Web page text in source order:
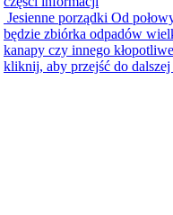
Jesienne porządki Od
będzie zbiórka odpadów
kanapy czy innego
kliknij, aby przejść do